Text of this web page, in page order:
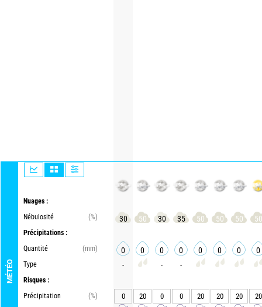
MÉTÉO
Nuages :
Nébulosité
(%)
Précipitations :
Quantité
(mm)
Type
Risques :
Précipitation
(%)
30 50 30 35 50 50 50 50
0 0 0 0 0 0 0 0
- - -
0 20 0 0 20 20 20 20